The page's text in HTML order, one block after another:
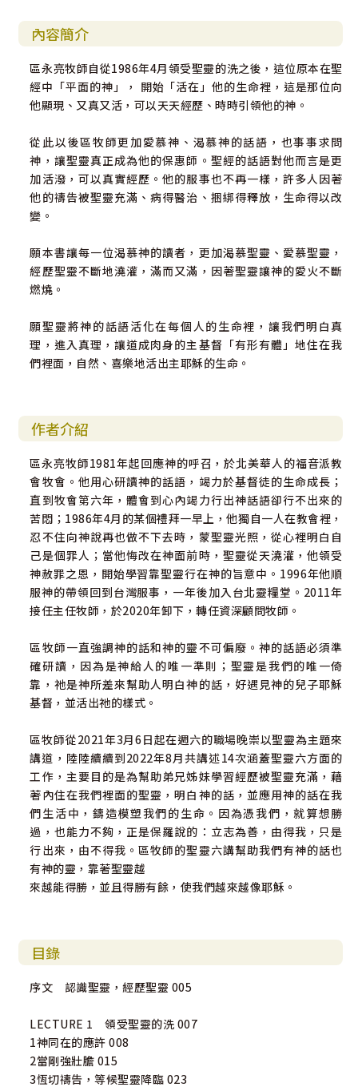
內容簡介
區永亮牧師自從1986年4月領受聖靈的洗之後，這位原本在聖
經中「平面的神」， 開始「活在」他的生命裡，這是那位向
他顯現、又真又活，可以天天經歷、時時引領他的神。
從此以後區牧師更加愛慕神、渴慕神的話語，也事事求問
神，讓聖靈真正成為他的保惠師。聖經的話語對他而言是更
加活潑，可以真實經歷。他的服事也不再一樣，許多人因著
他的禱告被聖靈充滿、病得醫治、捆綁得釋放，生命得以改
變。
願本書讓每一位渴慕神的讀者，更加渴慕聖靈、愛慕聖靈，
經歷聖靈不斷地澆灌，滿而又滿，因著聖靈讓神的愛火不斷
燃燒。
願聖靈將神的話語活化在每個人的生命裡，讓我們明白真
理，進入真理，讓道成肉身的主基督「有形有體」地住在我
們裡面，自然、喜樂地活出主耶穌的生命。
作者介紹
區永亮牧師1981年起回應神的呼召，於北美華人的福音派教
會牧會。他用心研讀神的話語，竭力於基督徒的生命成長；
直到牧會第六年，體會到心內竭力行出神話語卻行不出來的
苦悶；1986年4月的某個禮拜一早上，他獨自一人在教會裡，
忍不住向神說再也做不下去時，蒙聖靈光照，從心裡明白自
己是個罪人；當他悔改在神面前時，聖靈從天澆灌，他領受
神赦罪之恩，開始學習靠聖靈行在神的旨意中。1996年他順
服神的帶領回到台灣服事，一年後加入台北靈糧堂。2011年
接任主任牧師，於2020年卸下，轉任資深顧問牧師。
區牧師一直強調神的話和神的靈不可偏廢。神的話語必須準
確研讀，因為是神給人的唯一準則；聖靈是我們的唯一倚
靠，祂是神所差來幫助人明白神的話，好遇見神的兒子耶穌
基督，並活出祂的樣式。
區牧師從2021年3月6日起在週六的職場晚崇以聖靈為主題來
講道，陸陸續續到2022年8月共講述14次涵蓋聖靈六方面的
工作，主要目的是為幫助弟兄姊妹學習經歷被聖靈充滿，藉
著內住在我們裡面的聖靈，明白神的話，並應用神的話在我
們生活中，鑄造模塑我們的生命。因為憑我們，就算想勝
過，也能力不夠，正是保羅說的：立志為善，由得我，只是
行出來，由不得我。區牧師的聖靈六講幫助我們有神的話也
有神的靈，靠著聖靈越
來越能得勝，並且得勝有餘，使我們越來越像耶穌。
目錄
序文 認識聖靈，經歷聖靈 005
LECTURE 1 領受聖靈的洗 007
1神同在的應許 008
2當剛強壯膽 015
3恆切禱告，等候聖靈降臨 023